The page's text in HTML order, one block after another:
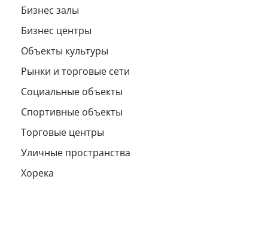
Бизнес залы
Бизнес центры
Объекты культуры
Рынки и торговые сети
Социальные объекты
Спортивные объекты
Торговые центры
Уличные пространства
Хорека